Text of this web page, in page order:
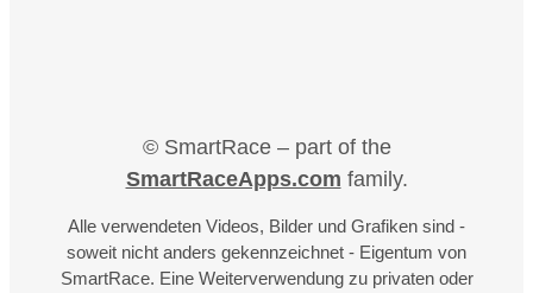
© SmartRace – part of the
SmartRaceApps.com family.
Alle verwendeten Videos, Bilder und Grafiken sind -
soweit nicht anders gekennzeichnet - Eigentum von
SmartRace. Eine Weiterverwendung zu privaten oder